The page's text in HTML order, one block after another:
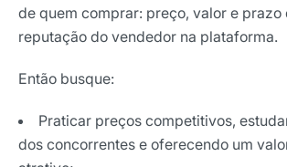
de quem comprar: preço, valor e prazo
reputação do vendedor na plataforma.
Então busque:
Praticar preços competitivos,
dos concorrentes e oferecendo um